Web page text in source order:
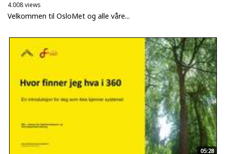
4.008 views
Velkommen til OsloMet og alle våre...
05:28